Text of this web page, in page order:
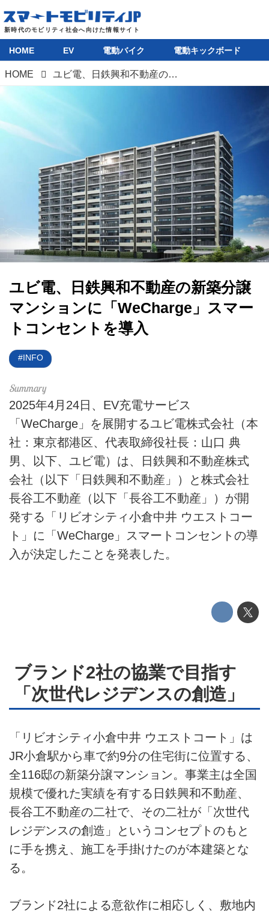
HOME
EV
ライフスタイル
テクノロジー
このメディアについて
運営会社
利用規約
プライバシーポリシー
HOME EV 電動バイク 電動キックボード
HOME ユビ電、日鉄興和不動産の新築分譲マンションに「WeCharge」スマートコンセントを導入
ユビ電、日鉄興和不動産の新築分譲
マンションに「WeCharge」スマー
トコンセントを導入
INFO
2025年4月24日、EV充電サービス
「WeCharge」を展開するユビ電株式会社（本
社：東京都港区、代表取締役社長：山口 典
男、以下、ユビ電）は、日鉄興和不動産株式
会社（以下「日鉄興和不動産」）と株式会社
長谷工不動産（以下「長谷工不動産」）が開
発する「リビオシティ小倉中井 ウエストコー
ト」に「WeCharge」スマートコンセントの導
入が決定したことを発表した。
ブランド2社の協業で目指す
「次世代レジデンスの創造」
「リビオシティ小倉中井 ウエストコート」は
JR小倉駅から車で約9分の住宅街に位置する、
全116邸の新築分譲マンション。事業主は全国
規模で優れた実績を有する日鉄興和不動産、
長谷工不動産の二社で、その二社が「次世代
レジデンスの創造」というコンセプトのもと
に手を携え、施工を手掛けたのが本建築とな
る。
ブランド2社による意欲作に相応しく、敷地内